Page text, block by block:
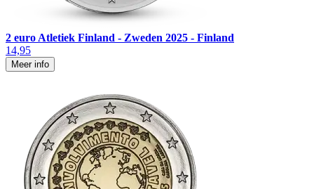
2 euro Atletiek Finland - Zweden 2025 - Finland
14,95
Meer info